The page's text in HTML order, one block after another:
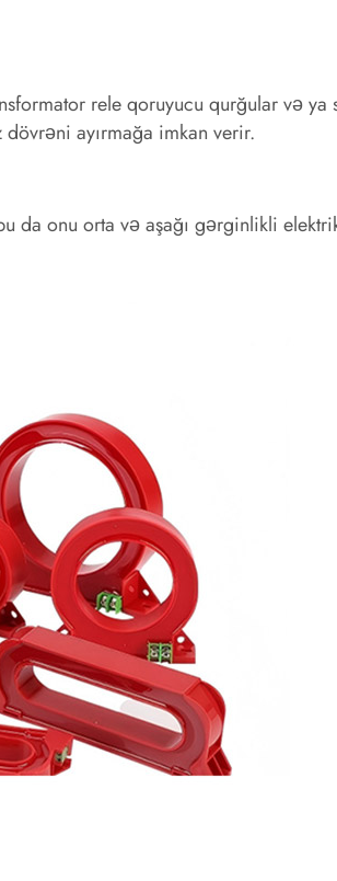
rele qoruyucu qurğular və
ayırmağa imkan verir.
da onu orta və aşağı gərginlikli